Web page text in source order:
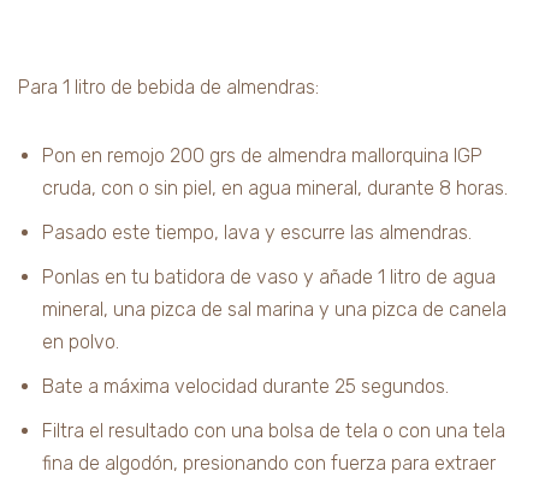
Para 1 litro de bebida de almendras:
Pon en remojo 200 grs de almendra mallorquina IGP
cruda, con o sin piel, en agua mineral, durante 8 horas.
Pasado este tiempo, lava y escurre las almendras.
Ponlas en tu batidora de vaso y añade 1 litro de agua
mineral, una pizca de sal marina y una pizca de canela
en polvo.
Bate a máxima velocidad durante 25 segundos.
Filtra el resultado con una bolsa de tela o con una tela
fina de algodón, presionando con fuerza para extraer